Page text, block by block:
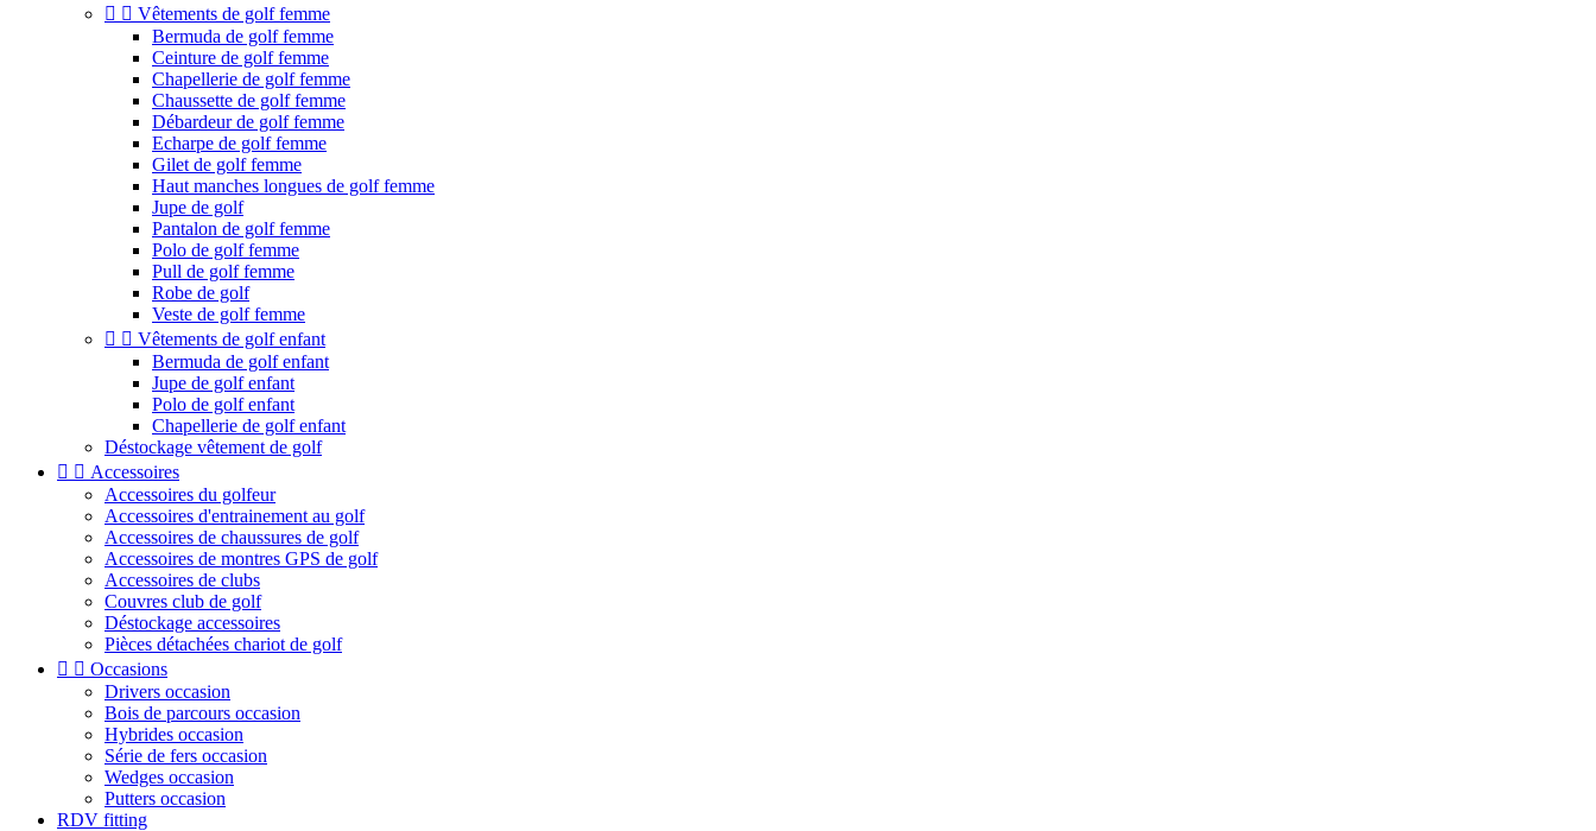
  Vêtements de golf femme
Bermuda de golf femme
Ceinture de golf femme
Chapellerie de golf femme
Chaussette de golf femme
Débardeur de golf femme
Echarpe de golf femme
Gilet de golf femme
Haut manches longues de golf femme
Jupe de golf
Pantalon de golf femme
Polo de golf femme
Pull de golf femme
Robe de golf
Veste de golf femme
  Vêtements de golf enfant
Bermuda de golf enfant
Jupe de golf enfant
Polo de golf enfant
Chapellerie de golf enfant
Déstockage vêtement de golf
  Accessoires
Accessoires du golfeur
Accessoires d'entrainement au golf
Accessoires de chaussures de golf
Accessoires de montres GPS de golf
Accessoires de clubs
Couvres club de golf
Déstockage accessoires
Pièces détachées chariot de golf
  Occasions
Drivers occasion
Bois de parcours occasion
Hybrides occasion
Série de fers occasion
Wedges occasion
Putters occasion
RDV fitting